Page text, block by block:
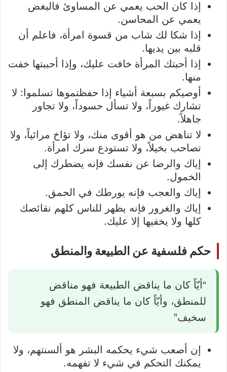
إذا كان الحب يعمي عن المساوئ فالبغض
يعمي عن المحاسن.
إذا شكا لك شاب من قسوة امرأة، فاعلم أن
قلبه بين يديها.
إذا أحبتك المرأة خافت عليك، وإذا أحببتها خفت
منها.
أوصيكم بسبعة أشياء إذا حفظتموها تسلموا: لا
تشارك غيوراً، ولا تسأل حسوداً، ولا تجاور
جاهلاً.
لا تناهض من هو أقوى منك، ولا تؤاخ مرائياً، ولا
تصاحب بخيلاً، ولا تستودع سرك امرأة.
إياك والرضا عن نفسك فإنه يضطرك إلى
الخمول.
إياك والعجب فإنه يورطك في الحمق.
إياك والغرور فإنه يظهر للناس كلهم نقائصك
كلها ولا يخفيها إلا عليك.
حكم فلسفية عن الطبيعة والمنطق
“أيّاً كان ما يناقض الطبيعة فهو مناقض
للمنطق، وأيّاً كان ما يناقض المنطق فهو
سخيف”
إن أصعب شيء يحكمه البشر هو ألسنتهم، ولا
يمكنك التحكم في شيء لا تفهمه.